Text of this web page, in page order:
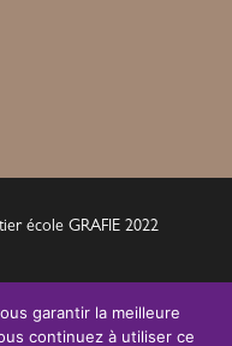
école GRAFIE 2022
garantir la meilleure
continuez à utiliser ce